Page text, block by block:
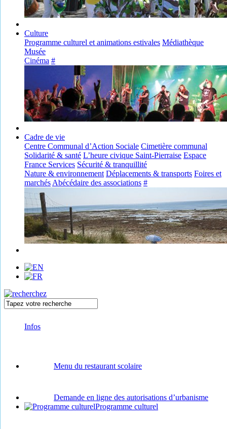
Culture
Programme culturel et animations estivales Médiathèque
Musée
Cinéma #
Cadre de vie
Centre Communal d’Action Sociale Cimetière communal
Solidarité & santé L’heure civique Saint-Pierraise Espace
France Services Sécurité & tranquillité
Nature & environnement Déplacements & transports Foires et
marchés Abécédaire des associations #
Infos
Menu du restaurant scolaire
Demande en ligne des autorisations d’urbanisme
Programme culturel